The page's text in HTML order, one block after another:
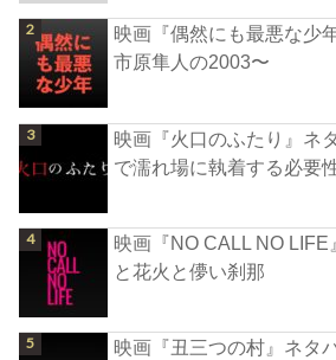
映画『偶然にも最悪な少
市原隼人の2003〜
映画『火口のふたり』ネ
で濡れ場に執着する必要
映画『NO CALL NO
と花火と儚い刹那
映画『丑三つの村』ネタ